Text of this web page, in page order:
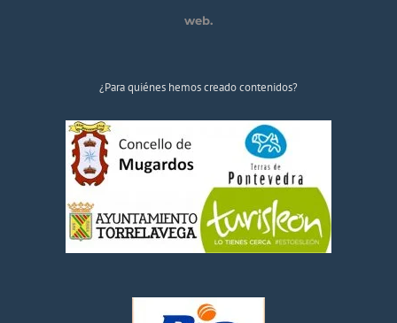
web.
¿Para quiénes hemos creado contenidos?